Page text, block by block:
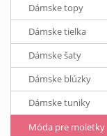
Dámske topy
Dámske tielka
Dámske šaty
Dámske blúzky
Dámske tuniky
Móda pre moletky